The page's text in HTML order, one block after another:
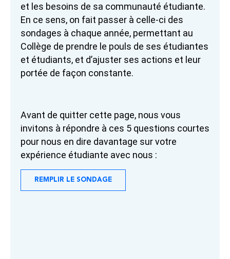
et les besoins de sa communauté étudiante.
En ce sens, on fait passer à celle-ci des
sondages à chaque année, permettant au
Collège de prendre le pouls de ses étudiantes
et étudiants, et d’ajuster ses actions et leur
portée de façon constante.
Avant de quitter cette page, nous vous
invitons à répondre à ces 5 questions courtes
pour nous en dire davantage sur votre
expérience étudiante avec nous :
REMPLIR LE SONDAGE